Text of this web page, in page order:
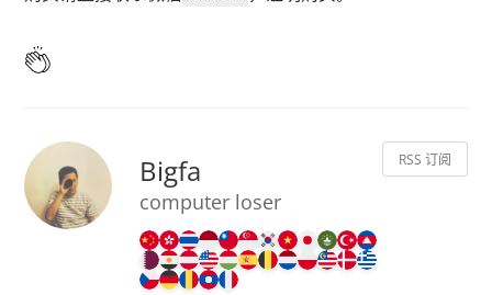
Bigfa
computer loser
RSS 订阅